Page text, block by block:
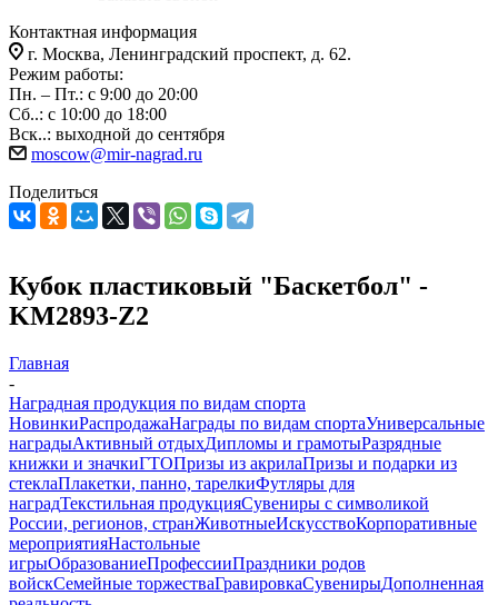
Контактная информация
г. Москва, Ленинградский проспект, д. 62.
Режим работы:
Пн. – Пт.: с 9:00 до 20:00
Сб..: с 10:00 до 18:00
Вск..: выходной до сентября
moscow@mir-nagrad.ru
Поделиться
Кубок пластиковый "Баскетбол" -
KM2893-Z2
Главная
-
Наградная продукция по видам спорта
НовинкиРаспродажаНаграды по видам спортаУниверсальные
наградыАктивный отдыхДипломы и грамотыРазрядные
книжки и значкиГТОПризы из акрилаПризы и подарки из
стеклаПлакетки, панно, тарелкиФутляры для
наградТекстильная продукцияСувениры с символикой
России, регионов, странЖивотныеИскусствоКорпоративные
мероприятияНастольные
игрыОбразованиеПрофессииПраздники родов
войскСемейные торжестваГравировкаСувенирыДополненная